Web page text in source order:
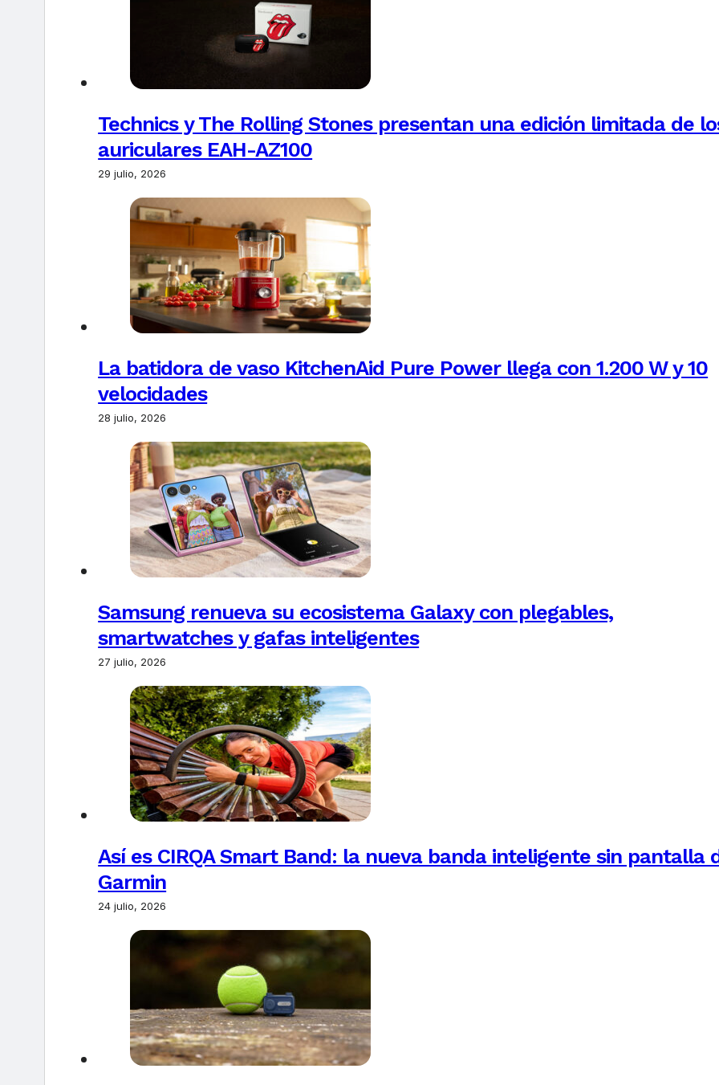
Technics y The Rolling Stones presentan una edición limitada de
auriculares EAH-AZ100
29 julio, 2026
La batidora de vaso KitchenAid Pure Power llega con 1.200 W y 10
velocidades
28 julio, 2026
Samsung renueva su ecosistema Galaxy con plegables,
smartwatches y gafas inteligentes
27 julio, 2026
Así es CIRQA Smart Band: la nueva banda inteligente sin pantalla
Garmin
24 julio, 2026